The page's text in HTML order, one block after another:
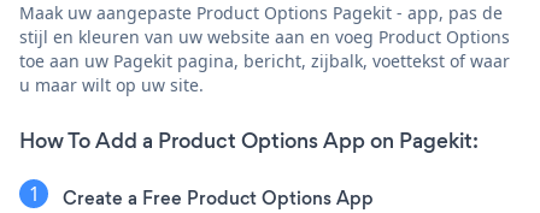
Maak uw aangepaste Product Options Pagekit - app, pas de
stijl en kleuren van uw website aan en voeg Product Options
toe aan uw Pagekit pagina, bericht, zijbalk, voettekst of waar
u maar wilt op uw site.
How To Add a Product Options App on Pagekit:
Create a Free Product Options App